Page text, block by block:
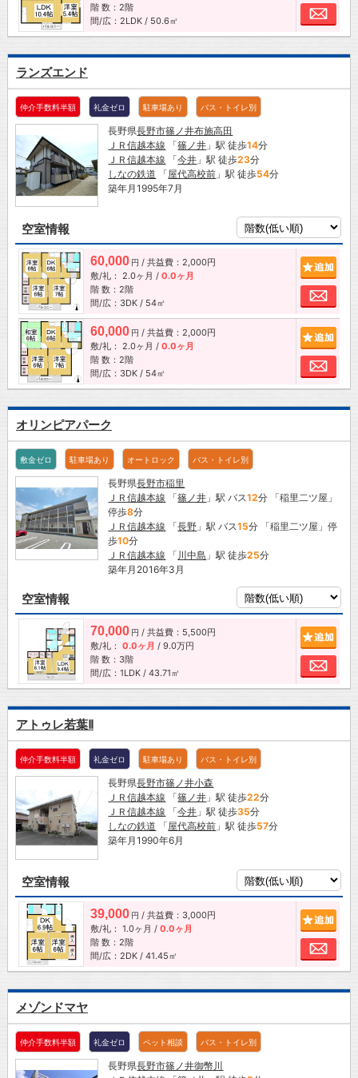
階 数：2階
間/広：2LDK / 50.6㎡
お
ランズエンド
仲介手数料半額 礼金ゼロ 駐車場あり バス・トイレ別
長野県長野市篠ノ井布施高田
ＪＲ信越本線 「篠ノ井 」駅 徒歩14分
ＪＲ信越本線 「今井 」駅 徒歩23分
しなの鉄道 「屋代高校前 」駅 徒歩54分
築年月1995年7月
空室情報
60,000 円 / 共益費：2,000円
敷/礼： 2.0ヶ月 / 0.0ヶ月
階 数：2階
間/広：3DK / 54㎡
お
60,000 円 / 共益費：2,000円
敷/礼： 2.0ヶ月 / 0.0ヶ月
階 数：2階
間/広：3DK / 54㎡
お
オリンピアパーク
敷金ゼロ 駐車場あり オートロック バス・トイレ別
長野県長野市稲里
ＪＲ信越本線 「篠ノ井 」駅 バス12分 「稲里二ツ屋」
停歩8分
ＪＲ信越本線 「長野 」駅 バス15分 「稲里二ツ屋」停
歩10分
ＪＲ信越本線 「 川中島 」駅 徒歩25分
築年月2016年3月
空室情報
70,000 円 / 共益費：5,500円
敷/礼： 0.0ヶ月 / 9.0万円
階 数：3階
間/広：1LDK / 43.71㎡
お
アトゥレ若葉Ⅱ
仲介手数料半額 礼金ゼロ 駐車場あり バス・トイレ別
長野県長野市篠ノ井小森
ＪＲ信越本線 「篠ノ井 」駅 徒歩22分
ＪＲ信越本線 「今井 」駅 徒歩35分
しなの鉄道 「屋代高校前 」駅 徒歩57分
築年月1990年6月
空室情報
39,000 円 / 共益費：3,000円
敷/礼： 1.0ヶ月 / 0.0ヶ月
階 数：2階
間/広：2DK / 41.45㎡
お
メゾンドマヤ
仲介手数料半額 礼金ゼロ ペット相談 バス・トイレ別
長野県長野市篠ノ井御幣川